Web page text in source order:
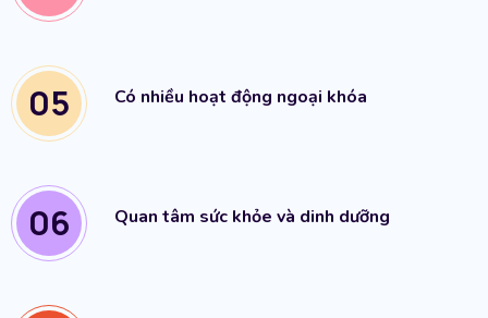
05 Có nhiều hoạt động ngoại khóa
06 Quan tâm sức khỏe và dinh dưỡng